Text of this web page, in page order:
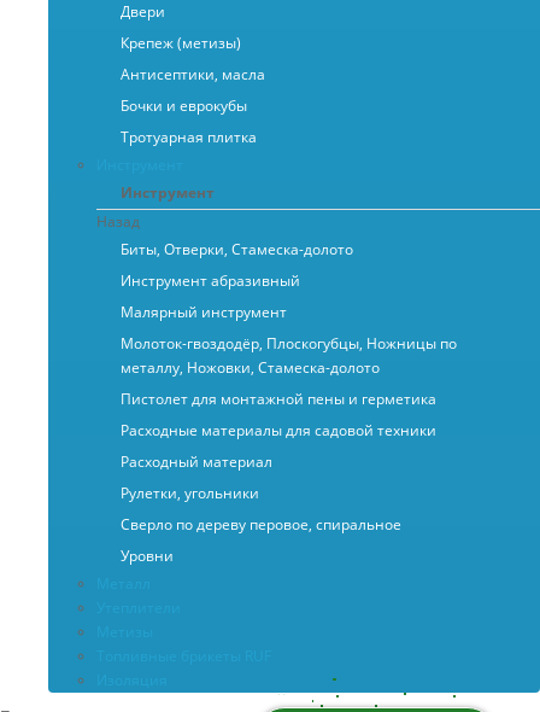
Двери
Крепеж (метизы)
Антисептики, масла
Бочки и еврокубы
Тротуарная плитка
Инструмент
Назад
Биты, Отверки, Стамеска-долото
Инструмент абразивный
Малярный инструмент
Молоток-гвоздодёр, Плоскогубцы, Ножницы по
металлу, Ножовки, Стамеска-долото
Пистолет для монтажной пены и герметика
Расходные материалы для садовой техники
Расходный материал
Рулетки, угольники
Сверло по дереву перовое, спиральное
Уровни